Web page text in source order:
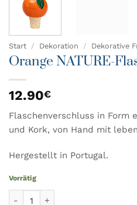
Start / Dekoration / Dekorative
Orange NATURE-
12.90€
Flaschenverschluss in Form
und Kork, von Hand mit
Hergestellt in Portugal.
Vorrätig